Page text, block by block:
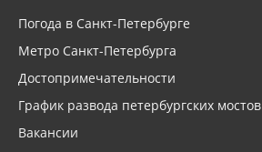
Погода в Санкт-Петербурге
Метро Санкт-Петербурга
Достопримечательности
График развода петербургских мостов
Вакансии